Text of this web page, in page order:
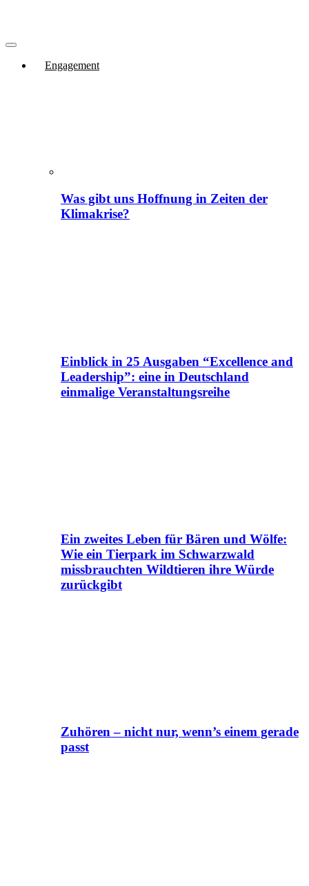
Engagement
Was gibt uns Hoffnung in Zeiten der
Klimakrise?
Einblick in 25 Ausgaben “Excellence and
Leadership”: eine in Deutschland
einmalige Veranstaltungsreihe
Ein zweites Leben für Bären und Wölfe:
Wie ein Tierpark im Schwarzwald
missbrauchten Wildtieren ihre Würde
zurückgibt
Zuhören – nicht nur, wenn’s einem gerade
passt